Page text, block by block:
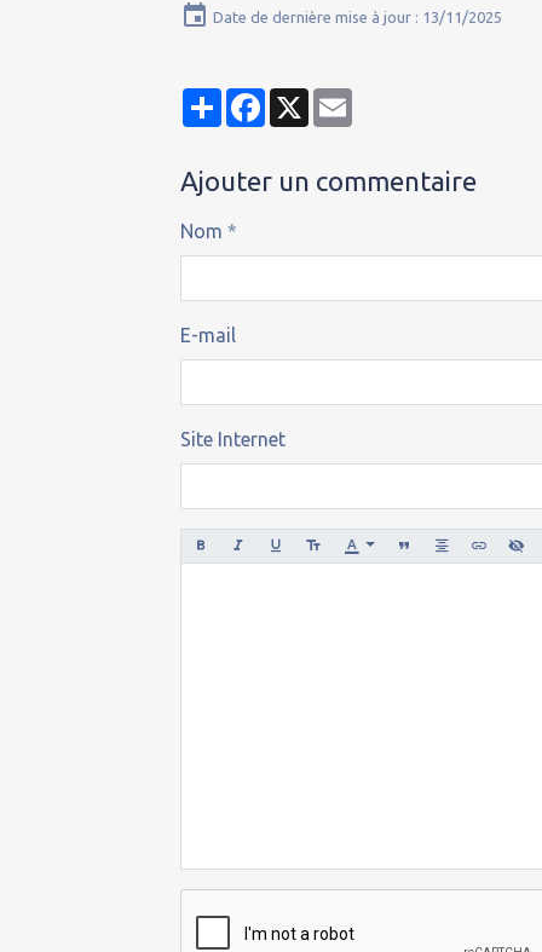
Date de dernière mise à jour : 13/11/2025
PartagerFacebook
X
Ajouter un commentaire
Nom
E-mail
Site Internet